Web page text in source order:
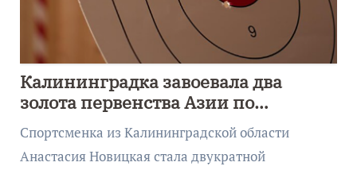
Калининградка завоевала два
золота первенства Азии по
метанию ножа
Спортсменка из Калининградской области
Анастасия Новицкая стала двукратной